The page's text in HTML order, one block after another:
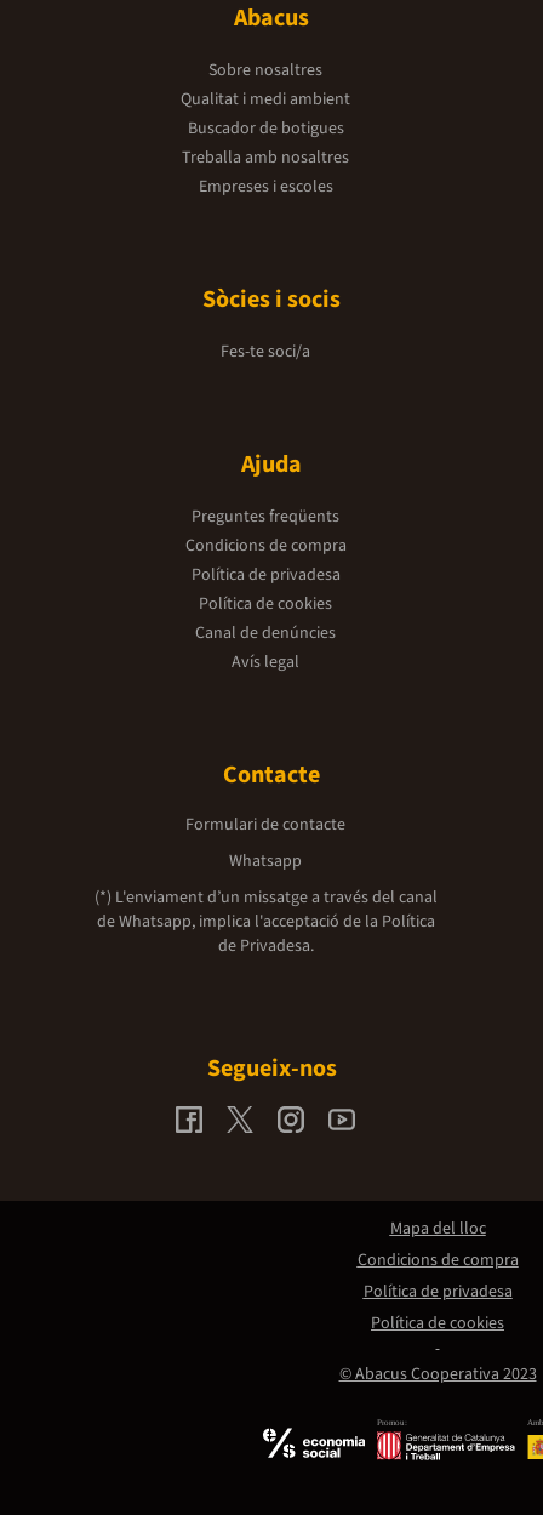
Abacus
Sobre nosaltres
Qualitat i medi ambient
Buscador de botigues
Treballa amb nosaltres
Empreses i escoles
Sòcies i socis
Fes-te soci/a
Ajuda
Preguntes freqüents
Condicions de compra
Política de privadesa
Política de cookies
Canal de denúncies
Avís legal
Contacte
Formulari de contacte
Whatsapp
(*) L'enviament d’un missatge a través del canal
de Whatsapp, implica l'acceptació de la Política
de Privadesa.
Segueix-nos
Promou:
© Abacus Cooperativa 2023
Mapa del lloc
Condicions de compra
Política de privadesa
Política de cookies